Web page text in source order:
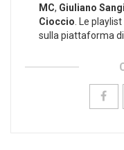
MC, Giuliano
Cioccio . Le
sulla piattaforma